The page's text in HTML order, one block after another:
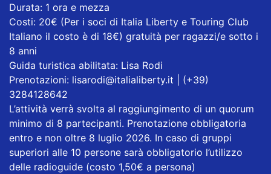
Durata: 1 ora e mezza
Costi: 20€ (Per i soci di Italia Liberty e Touring Club
Italiano il costo è di 18€) gratuità per ragazzi/e sotto i
8 anni
Guida turistica abilitata: Lisa Rodi
Prenotazioni: lisarodi@italialiberty.it | (+39)
3284128642
L’attività verrà svolta al raggiungimento di un quorum
minimo di 8 partecipanti. Prenotazione obbligatoria
entro e non oltre 8 luglio 2026. In caso di gruppi
superiori alle 10 persone sarà obbligatorio l’utilizzo
delle radioguide (costo 1,50€ a persona)